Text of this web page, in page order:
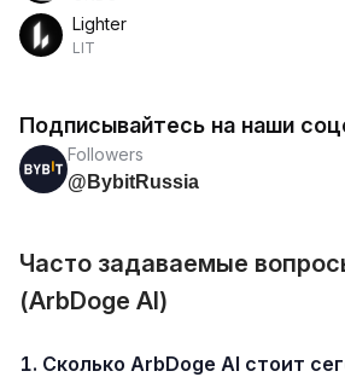
Lighter
LIT
Подписывайтесь на наши
Followers
@BybitRussia
Часто задаваемые
(ArbDoge AI)
1. Сколько ArbDoge AI стоит